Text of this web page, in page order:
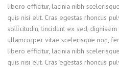
libero efficitur, lacinia nibh
quis nisi elit. Cras egestas rhoncus
sollicitudin, tincidunt ex sed,
ullamcorper vitae scelerisque non,
libero efficitur, lacinia nibh
quis nisi elit. Cras egestas rhoncus